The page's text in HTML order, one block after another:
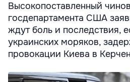
Высокопоставленный
госдепартамента США
ждут боль и последствия,
украинских моряков,
провокации Киева в